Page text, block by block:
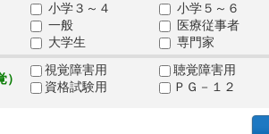
小学３～４
小学５～６
一般
医療従事者
大学生
専門家
視覚障害用
聴覚障害用
資格試験用
ＰＧ－１２